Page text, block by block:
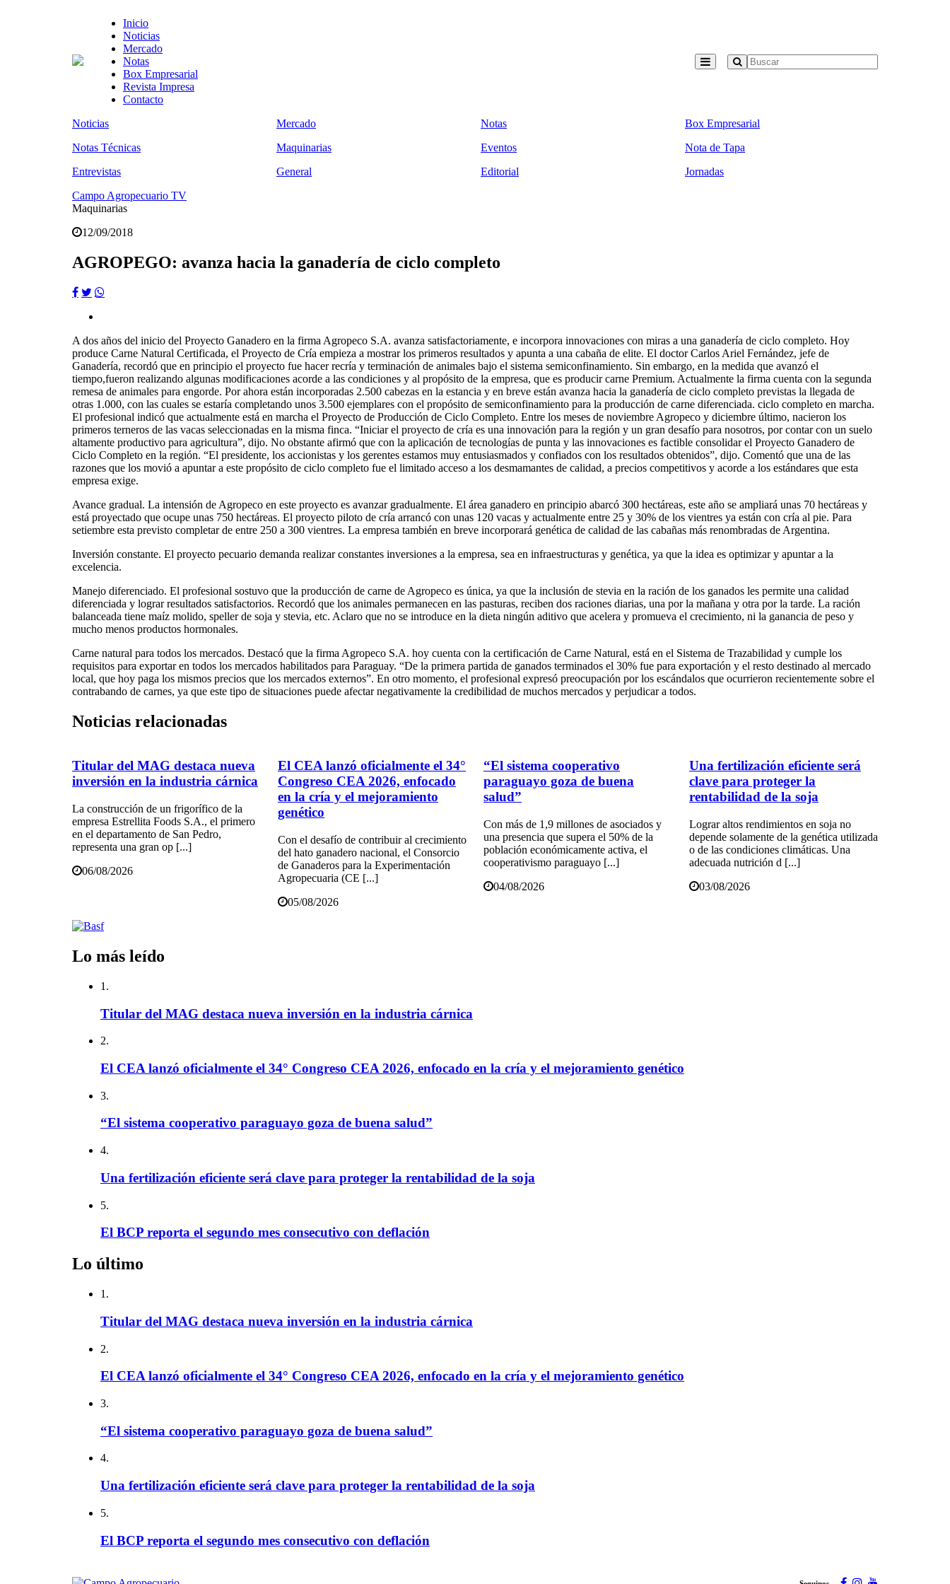
Inicio
Noticias
Mercado
Notas
Box Empresarial
Revista Impresa
Contacto
Noticias
Mercado Notas
Box Empresarial
Notas Técnicas
Maquinarias Eventos
Nota de Tapa
Entrevistas
General Editorial
Jornadas
Campo Agropecuario TV
Maquinarias
12/09/2018
AGROPEGO: avanza hacia la ganadería de ciclo completo
A dos años del inicio del Proyecto Ganadero en la firma Agropeco S.A. avanza satisfactoriamente, e incorpora innovaciones con miras a una ganadería de ciclo completo. Hoy
produce Carne Natural Certificada, el Proyecto de Cría empieza a mostrar los primeros resultados y apunta a una cabaña de elite. El doctor Carlos Ariel Fernández, jefe de
Ganadería, recordó que en principio el proyecto fue hacer recría y terminación de animales bajo el sistema semiconfinamiento. Sin embargo, en la medida que avanzó el
tiempo,fueron realizando algunas modificaciones acorde a las condiciones y al propósito de la empresa, que es producir carne Premium. Actualmente la firma cuenta con la segunda
remesa de animales para engorde. Por ahora están incorporadas 2.500 cabezas en la estancia y en breve están avanza hacia la ganadería de ciclo completo previstas la llegada de
otras 1.000, con las cuales se estaría completando unos 3.500 ejemplares con el propósito de semiconfinamiento para la producción de carne diferenciada. ciclo completo en marcha.
El profesional indicó que actualmente está en marcha el Proyecto de Producción de Ciclo Completo. Entre los meses de noviembre Agropeco y diciembre último, nacieron los
primeros terneros de las vacas seleccionadas en la misma finca. “Iniciar el proyecto de cría es una innovación para la región y un gran desafío para nosotros, por contar con un suelo
altamente productivo para agricultura”, dijo. No obstante afirmó que con la aplicación de tecnologías de punta y las innovaciones es factible consolidar el Proyecto Ganadero de
Ciclo Completo en la región. “El presidente, los accionistas y los gerentes estamos muy entusiasmados y confiados con los resultados obtenidos”, dijo. Comentó que una de las
razones que los movió a apuntar a este propósito de ciclo completo fue el limitado acceso a los desmamantes de calidad, a precios competitivos y acorde a los estándares que esta
empresa exige.
Avance gradual. La intensión de Agropeco en este proyecto es avanzar gradualmente. El área ganadero en principio abarcó 300 hectáreas, este año se ampliará unas 70 hectáreas y
está proyectado que ocupe unas 750 hectáreas. El proyecto piloto de cría arrancó con unas 120 vacas y actualmente entre 25 y 30% de los vientres ya están con cría al pie. Para
setiembre esta previsto completar de entre 250 a 300 vientres. La empresa también en breve incorporará genética de calidad de las cabañas más renombradas de Argentina.
Inversión constante. El proyecto pecuario demanda realizar constantes inversiones a la empresa, sea en infraestructuras y genética, ya que la idea es optimizar y apuntar a la
excelencia.
Manejo diferenciado. El profesional sostuvo que la producción de carne de Agropeco es única, ya que la inclusión de stevia en la ración de los ganados les permite una calidad
diferenciada y lograr resultados satisfactorios. Recordó que los animales permanecen en las pasturas, reciben dos raciones diarias, una por la mañana y otra por la tarde. La ración
balanceada tiene maíz molido, speller de soja y stevia, etc. Aclaro que no se introduce en la dieta ningún aditivo que acelera y promueva el crecimiento, ni la ganancia de peso y
mucho menos productos hormonales.
Carne natural para todos los mercados. Destacó que la firma Agropeco S.A. hoy cuenta con la certificación de Carne Natural, está en el Sistema de Trazabilidad y cumple los
requisitos para exportar en todos los mercados habilitados para Paraguay. “De la primera partida de ganados terminados el 30% fue para exportación y el resto destinado al mercado
local, que hoy paga los mismos precios que los mercados externos”. En otro momento, el profesional expresó preocupación por los escándalos que ocurrieron recientemente sobre el
contrabando de carnes, ya que este tipo de situaciones puede afectar negativamente la credibilidad de muchos mercados y perjudicar a todos.
Noticias relacionadas
Titular del MAG destaca nueva
inversión en la industria cárnica
La construcción de un frigorífico de la
empresa Estrellita Foods S.A., el primero
en el departamento de San Pedro,
representa una gran op [...]
06/08/2026
El CEA lanzó oficialmente el 34°
Congreso CEA 2026, enfocado
en la cría y el mejoramiento
genético
Con el desafío de contribuir al crecimiento
del hato ganadero nacional, el Consorcio
de Ganaderos para la Experimentación
Agropecuaria (CE [...]
05/08/2026
“El sistema cooperativo
paraguayo goza de buena
salud”
Con más de 1,9 millones de asociados y
una presencia que supera el 50% de la
población económicamente activa, el
cooperativismo paraguayo [...]
04/08/2026
Una fertilización eficiente será
clave para proteger la
rentabilidad de la soja
Lograr altos rendimientos en soja no
depende solamente de la genética utilizada
o de las condiciones climáticas. Una
adecuada nutrición d [...]
03/08/2026
Lo más leído
1.
Titular del MAG destaca nueva inversión en la industria cárnica
2.
El CEA lanzó oficialmente el 34° Congreso CEA 2026, enfocado en la cría y el mejoramiento genético
3.
“El sistema cooperativo paraguayo goza de buena salud”
4.
Una fertilización eficiente será clave para proteger la rentabilidad de la soja
5.
El BCP reporta el segundo mes consecutivo con deflación
Lo último
1.
Titular del MAG destaca nueva inversión en la industria cárnica
2.
El CEA lanzó oficialmente el 34° Congreso CEA 2026, enfocado en la cría y el mejoramiento genético
3.
“El sistema cooperativo paraguayo goza de buena salud”
4.
Una fertilización eficiente será clave para proteger la rentabilidad de la soja
5.
El BCP reporta el segundo mes consecutivo con deflación